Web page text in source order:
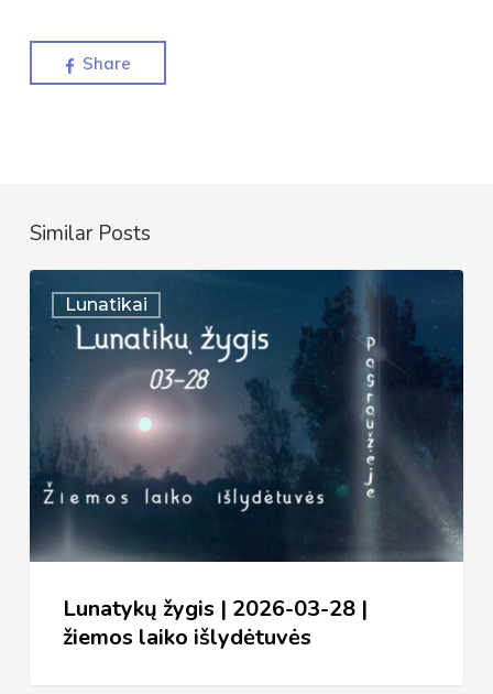
Share
Similar Posts
Lunatikai
Lunatykų
žygis
|
28
žiemos
laiko
išlydėtuvės
Lunatykų žygis | 2026-03-28 |
žiemos laiko išlydėtuvės